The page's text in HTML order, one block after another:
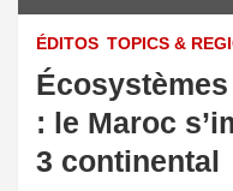
ÉDITOS TOPICS &
: le Maroc
3 continental